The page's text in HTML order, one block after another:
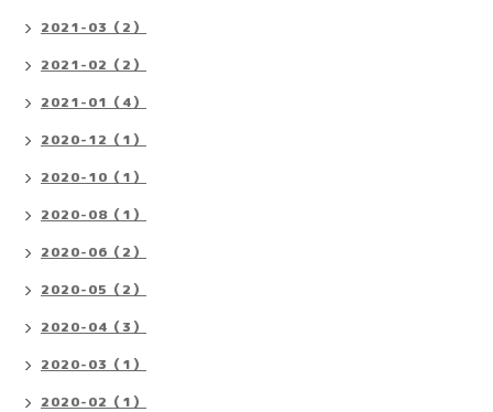
2021-03（2）
2021-02（2）
2021-01（4）
2020-12（1）
2020-10（1）
2020-08（1）
2020-06（2）
2020-05（2）
2020-04（3）
2020-03（1）
2020-02（1）